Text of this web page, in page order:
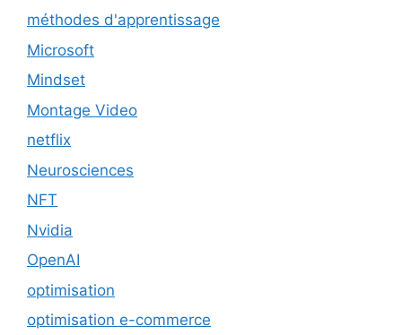
méthodes d'apprentissage
Microsoft
Mindset
Montage Video
netflix
Neurosciences
NFT
Nvidia
OpenAI
optimisation
optimisation e-commerce